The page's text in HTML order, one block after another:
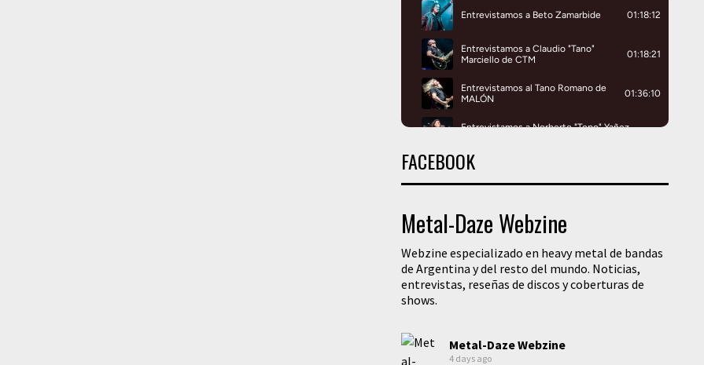
FACEBOOK
Metal-Daze Webzine
Webzine especializado en heavy metal de bandas
de Argentina y del resto del mundo. Noticias,
entrevistas, reseñas de discos y coberturas de
shows.
Metal-Daze Webzine
4 days ago